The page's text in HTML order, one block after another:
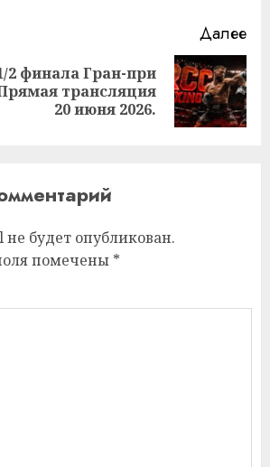
Далее
2 финала Гран-при
трансляция
20 июня 2026.
будет опубликован.
помечены *